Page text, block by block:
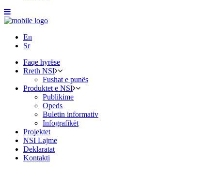
En
Sr
Faqe hyrëse
Rreth NSI
Fushat e punës
Produktet e NSI
Publikime
Opeds
Buletin informativ
Infografikët
Projektet
NSI Lajme
Deklaratat
Kontakti